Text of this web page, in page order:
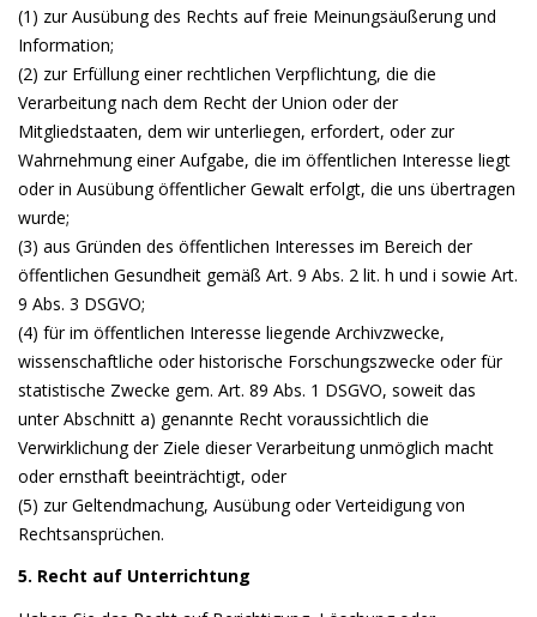
(1) zur Ausübung des Rechts auf freie Meinungsäußerung und
Information;
(2) zur Erfüllung einer rechtlichen Verpflichtung, die die
Verarbeitung nach dem Recht der Union oder der
Mitgliedstaaten, dem wir unterliegen, erfordert, oder zur
Wahrnehmung einer Aufgabe, die im öffentlichen Interesse liegt
oder in Ausübung öffentlicher Gewalt erfolgt, die uns übertragen
wurde;
(3) aus Gründen des öffentlichen Interesses im Bereich der
öffentlichen Gesundheit gemäß Art. 9 Abs. 2 lit. h und i sowie Art.
9 Abs. 3 DSGVO;
(4) für im öffentlichen Interesse liegende Archivzwecke,
wissenschaftliche oder historische Forschungszwecke oder für
statistische Zwecke gem. Art. 89 Abs. 1 DSGVO, soweit das
unter Abschnitt a) genannte Recht voraussichtlich die
Verwirklichung der Ziele dieser Verarbeitung unmöglich macht
oder ernsthaft beeinträchtigt, oder
(5) zur Geltendmachung, Ausübung oder Verteidigung von
Rechtsansprüchen.
5. Recht auf Unterrichtung